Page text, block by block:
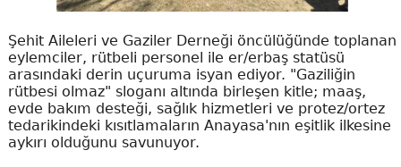
Şehit Aileleri ve Gaziler Derneği öncülüğünde toplanan
eylemciler, rütbeli personel ile er/erbaş statüsü
arasındaki derin uçuruma isyan ediyor. "Gaziliğin
rütbesi olmaz" sloganı altında birleşen kitle; maaş,
evde bakım desteği, sağlık hizmetleri ve protez/ortez
tedarikindeki kısıtlamaların Anayasa'nın eşitlik ilkesine
aykırı olduğunu savunuyor.